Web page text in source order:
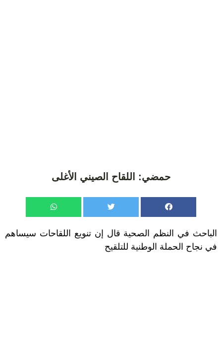
حمضي: اللقاح الصيني الأغلى
الباحث في النظم الصحية قال إن تنويع اللقاحات سيساهم
في نجاح الحملة الوطنية للتلقيح